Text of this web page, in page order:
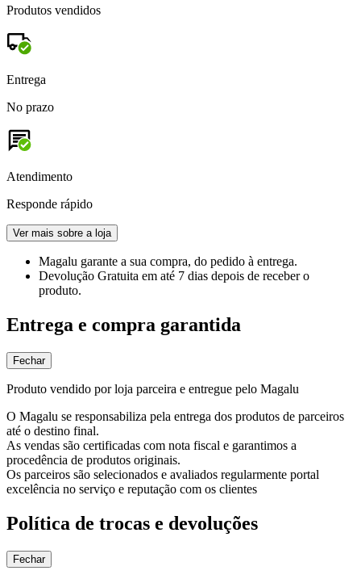
Produtos vendidos
Entrega
No prazo
Atendimento
Responde rápido
Ver mais sobre a loja
Magalu garante a sua compra, do pedido à entrega.
Devolução Gratuita em até 7 dias depois de receber o
produto.
Entrega e compra garantida
Fechar
Produto vendido por loja parceira e entregue pelo Magalu
O Magalu se responsabiliza pela entrega dos produtos de parceiros
até o destino final.
As vendas são certificadas com nota fiscal e garantimos a
procedência de produtos originais.
Os parceiros são selecionados e avaliados regularmente portal
excelência no serviço e reputação com os clientes
Política de trocas e devoluções
Fechar